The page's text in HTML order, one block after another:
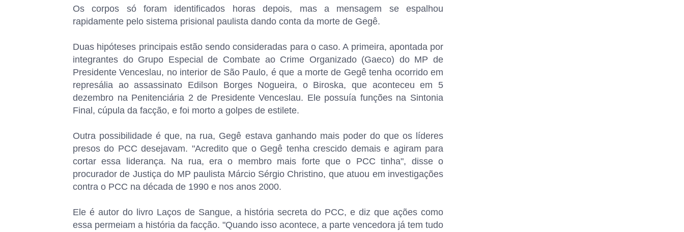
Os corpos só foram identificados horas depois, mas a mensagem se espalhou
rapidamente pelo sistema prisional paulista dando conta da morte de Gegê.
Duas hipóteses principais estão sendo consideradas para o caso. A primeira, apontada por
integrantes do Grupo Especial de Combate ao Crime Organizado (Gaeco) do MP de
Presidente Venceslau, no interior de São Paulo, é que a morte de Gegê tenha ocorrido em
represália ao assassinato Edilson Borges Nogueira, o Biroska, que aconteceu em 5
dezembro na Penitenciária 2 de Presidente Venceslau. Ele possuía funções na Sintonia
Final, cúpula da facção, e foi morto a golpes de estilete.
Outra possibilidade é que, na rua, Gegê estava ganhando mais poder do que os líderes
presos do PCC desejavam. "Acredito que o Gegê tenha crescido demais e agiram para
cortar essa liderança. Na rua, era o membro mais forte que o PCC tinha", disse o
procurador de Justiça do MP paulista Márcio Sérgio Christino, que atuou em investigações
contra o PCC na década de 1990 e nos anos 2000.
Ele é autor do livro Laços de Sangue, a história secreta do PCC, e diz que ações como
essa permeiam a história da facção. "Quando isso acontece, a parte vencedora já tem tudo